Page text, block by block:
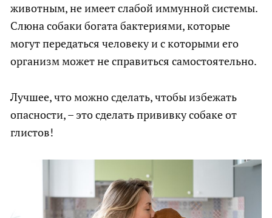
животным, не имеет слабой иммунной системы.
Слюна собаки богата бактериями, которые
могут передаться человеку и с которыми его
организм может не справиться самостоятельно.
Лучшее, что можно сделать, чтобы избежать
опасности, – это сделать прививку собаке от
глистов!